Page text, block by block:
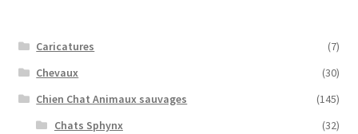
Caricatures
(7)
Chevaux
(30)
Chien Chat Animaux sauvages
(145)
Chats Sphynx
(32)